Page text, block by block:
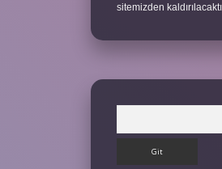
sitemizden